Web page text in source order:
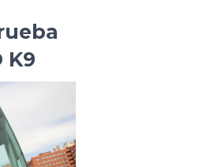
K9